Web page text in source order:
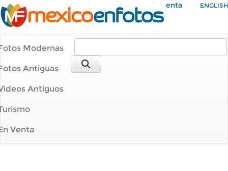
Mi Cuenta ENGLISH
Modernas
Antiguas
Antiguos
Venta